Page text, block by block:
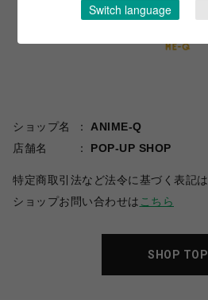
ショップ名
ANIME-Q
店舗名
POP-UP SHOP
特定商取引法など法令に基づく表記は
ショップお問い合わせは こちら
SHOP TOP
Switch language